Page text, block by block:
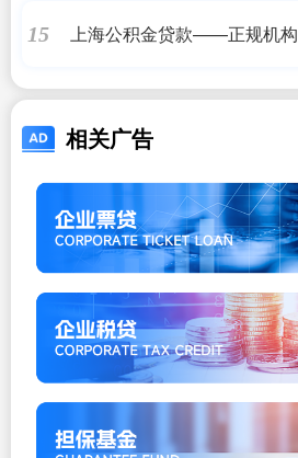
15 上海公积金贷款——正规机构
相关广告